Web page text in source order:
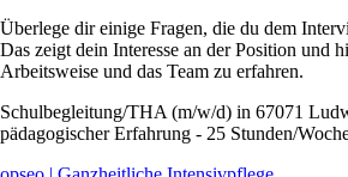
Überlege dir einige Fragen, die du dem
Das zeigt dein Interesse an der Position und
Arbeitsweise und das Team zu erfahren.
Schulbegleitung/THA (m/w/d) in 67071
pädagogischer Erfahrung - 25 Stunden/